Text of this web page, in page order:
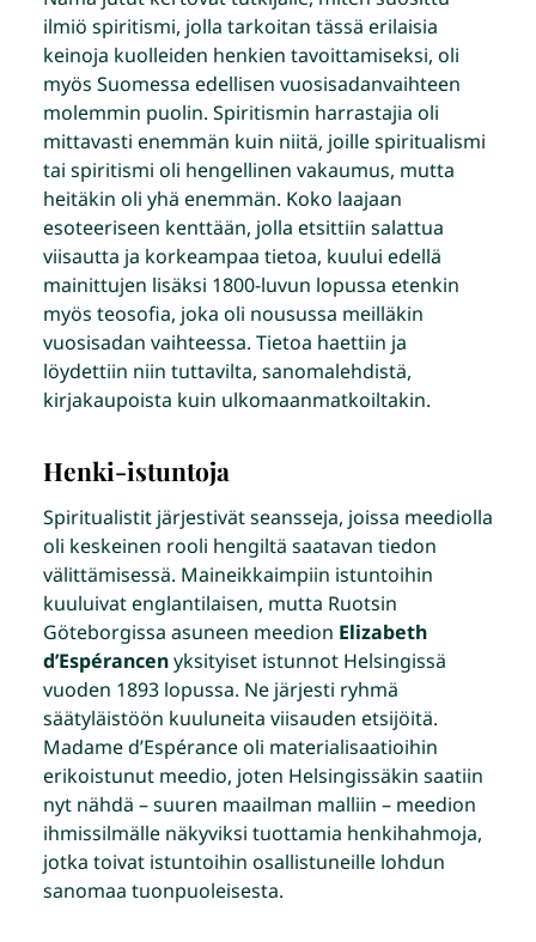
ilmiö spiritismi, jolla tarkoitan tässä erilaisia
keinoja kuolleiden henkien tavoittamiseksi, oli
myös Suomessa edellisen vuosisadanvaihteen
molemmin puolin. Spiritismin harrastajia oli
mittavasti enemmän kuin niitä, joille spiritualismi
tai spiritismi oli hengellinen vakaumus, mutta
heitäkin oli yhä enemmän. Koko laajaan
esoteeriseen kenttään, jolla etsittiin salattua
viisautta ja korkeampaa tietoa, kuului edellä
mainittujen lisäksi 1800-luvun lopussa etenkin
myös teosofia, joka oli nousussa meilläkin
vuosisadan vaihteessa. Tietoa haettiin ja
löydettiin niin tuttavilta, sanomalehdistä,
kirjakaupoista kuin ulkomaanmatkoiltakin.
Henki-istuntoja
Spiritualistit järjestivät seansseja, joissa meediolla
oli keskeinen rooli hengiltä saatavan tiedon
välittämisessä. Maineikkaimpiin istuntoihin
kuuluivat englantilaisen, mutta Ruotsin
Göteborgissa asuneen meedion Elizabeth
d’Espérancenyksityiset istunnot Helsingissä
vuoden 1893 lopussa. Ne järjesti ryhmä
säätyläistöön kuuluneita viisauden etsijöitä.
Madame d’Espérance oli materialisaatioihin
erikoistunut meedio, joten Helsingissäkin saatiin
nyt nähdä – suuren maailman malliin – meedion
ihmissilmälle näkyviksi tuottamia henkihahmoja,
jotka toivat istuntoihin osallistuneille lohdun
sanomaa tuonpuoleisesta.